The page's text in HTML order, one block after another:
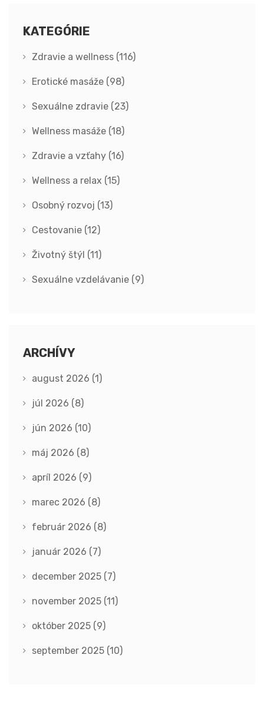
KATEGÓRIE
Zdravie a wellness (116)
Erotické masáže (98)
Sexuálne zdravie (23)
Wellness masáže (18)
Zdravie a vzťahy (16)
Wellness a relax (15)
Osobný rozvoj (13)
Cestovanie (12)
Životný štýl (11)
Sexuálne vzdelávanie (9)
ARCHÍVY
august 2026 (1)
júl 2026 (8)
jún 2026 (10)
máj 2026 (8)
apríl 2026 (9)
marec 2026 (8)
február 2026 (8)
január 2026 (7)
december 2025 (7)
november 2025 (11)
október 2025 (9)
september 2025 (10)